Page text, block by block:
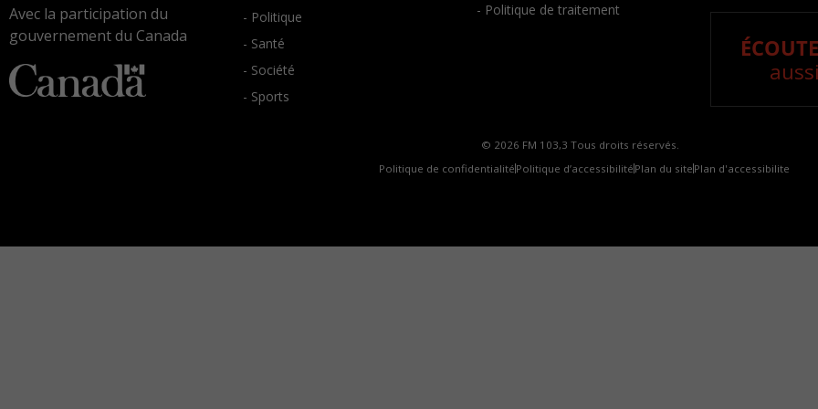
Avec la participation du
gouvernement du Canada
- Politique
- Santé
- Société
- Sports
- Politique de traitement
© 2026 FM 103,3 Tous droits réservés.
Politique de confidentialité Politique d’accessibilité Plan du site Plan d'accessibilite